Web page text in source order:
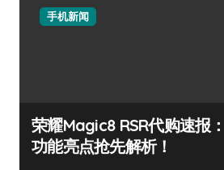
手机新闻
荣耀Magic8 RSR代购速报
功能亮点抢先解析！